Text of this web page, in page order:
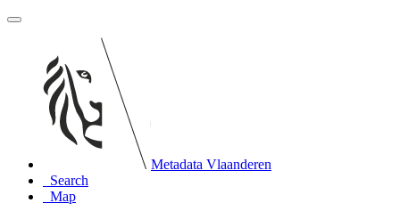
Metadata Vlaanderen
Search
Map